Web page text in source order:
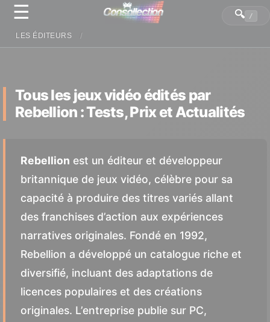
☰
LES ÉDITEURS
🔍 /
Tous les jeux vidéo édités par
Rebellion : Tests, Prix et Actualités
Rebellion est un éditeur et développeur
britannique de jeux vidéo, célèbre pour sa
capacité à produire des titres variés allant
des franchises d’action aux expériences
narratives originales. Fondé en 1992,
Rebellion a développé un catalogue riche et
diversifié, incluant des adaptations de
licences populaires et des créations
originales. L’entreprise publie sur PC,
Panneau de gestion des cookies